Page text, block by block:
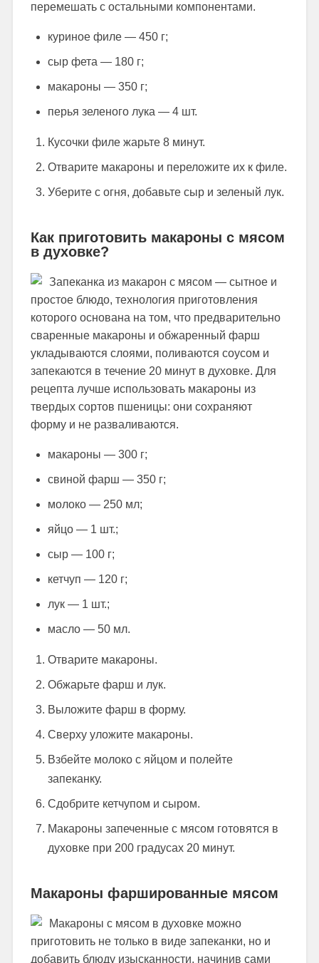
перемешать с остальными компонентами.
куриное филе — 450 г;
сыр фета — 180 г;
макароны — 350 г;
перья зеленого лука — 4 шт.
Кусочки филе жарьте 8 минут.
Отварите макароны и переложите их к филе.
Уберите с огня, добавьте сыр и зеленый лук.
Как приготовить макароны с мясом
в духовке?
Запеканка из макарон с мясом — сытное и
простое блюдо, технология приготовления
которого основана на том, что предварительно
сваренные макароны и обжаренный фарш
укладываются слоями, поливаются соусом и
запекаются в течение 20 минут в духовке. Для
рецепта лучше использовать макароны из
твердых сортов пшеницы: они сохраняют
форму и не разваливаются.
макароны — 300 г;
свиной фарш — 350 г;
молоко — 250 мл;
яйцо — 1 шт.;
сыр — 100 г;
кетчуп — 120 г;
лук — 1 шт.;
масло — 50 мл.
Отварите макароны.
Обжарьте фарш и лук.
Выложите фарш в форму.
Сверху уложите макароны.
Взбейте молоко с яйцом и полейте
запеканку.
Сдобрите кетчупом и сыром.
Макароны запеченные с мясом готовятся в
духовке при 200 градусах 20 минут.
Макароны фаршированные мясом
Макароны с мясом в духовке можно
приготовить не только в виде запеканки, но и
добавить блюду изысканности, начинив сами